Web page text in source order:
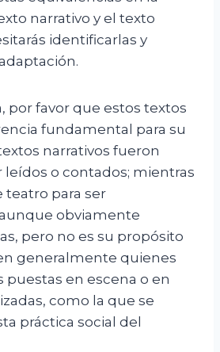
narrativo y el texto
identificarlas y
por favor que estos textos
fundamental para su
narrativos fueron
leídos o contados; mientras
teatro para ser
obviamente
pero no es su propósito
generalmente quienes
puestas en escena o en
como la que se
práctica social del